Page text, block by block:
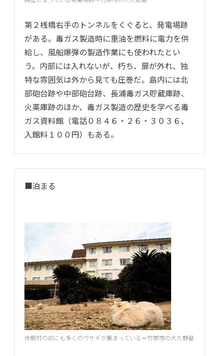
第２桟橋右手のトンネルをくぐると、発電場跡
がある。毒ガス製造時に重油を燃料に電力を供
給し、風船爆弾の製造作業にも使われたとい
う。内部には入れないが、朽ち、扉が外れ、独
特な雰囲気は外から見ても圧巻だ。島内には北
部砲台跡や中部砲台跡、長浦毒ガス貯蔵庫跡、
火薬庫跡のほか、毒ガス製造の歴史を学べる毒
ガス資料館（電話０８４６・２６・３０３６、
入館料１００円）もある。
■泊まる
休暇村の前にも多くのウサギが集まっている＝竹原市の大久野島